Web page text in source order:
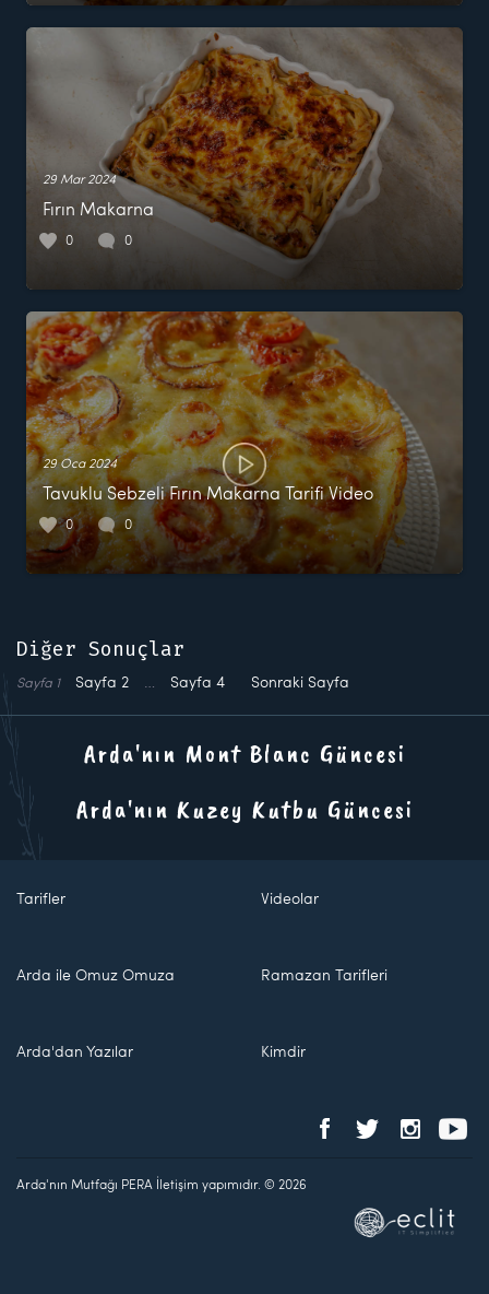
29 Mar 2024
Fırın Makarna
0 0
29 Oca 2024
Tavuklu Sebzeli Fırın Makarna Tarifi Video
0 0
Diğer Sonuçlar
Sayfa 1 Sayfa 2 … Sayfa 4 Sonraki Sayfa
Arda'nın Mont Blanc Güncesi
Arda'nın Kuzey Kutbu Güncesi
Tarifler Videolar
Arda ile Omuz Omuza Ramazan Tarifleri
Arda'dan Yazılar Kimdir
Arda'nın Mutfağı PERA İletişim yapımıdır. © 2026